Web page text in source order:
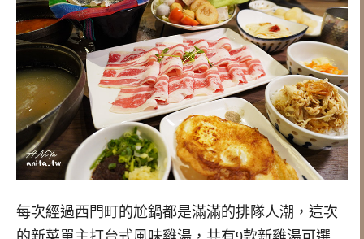
每次經過西門町的尬鍋都是滿滿的排隊人潮，這次